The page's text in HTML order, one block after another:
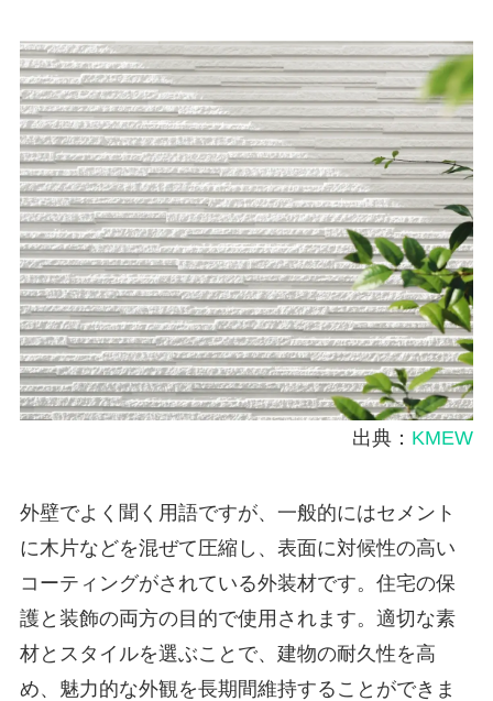
出典： KMEW
外壁でよく聞く用語ですが、一般的にはセメント
に木片などを混ぜて圧縮し、表面に対候性の高い
コーティングがされている外装材です。住宅の保
護と装飾の両方の目的で使用されます。適切な素
材とスタイルを選ぶことで、建物の耐久性を高
め、魅力的な外観を長期間維持することができま